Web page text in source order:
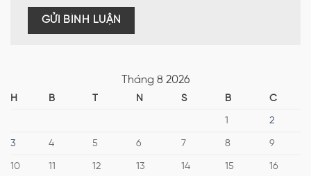
Tháng 8 2026
H B T N S B
C
1
2
3 4 5 6 7 8 9
10 11 12 13 14 15 16